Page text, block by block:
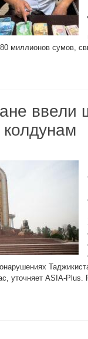
миллионов сумов,
колдунам
уточняет ASIA-Plus.